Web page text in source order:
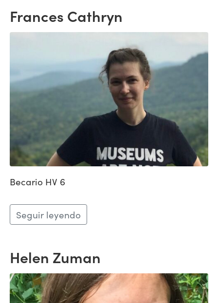
Frances Cathryn
Becario HV 6
Seguir leyendo
Helen Zuman